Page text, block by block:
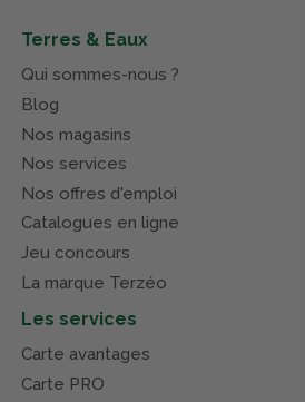
Terres & Eaux
Qui sommes-nous ?
Blog
Nos magasins
Nos services
Nos offres d'emploi
Catalogues en ligne
Jeu concours
La marque Terzéo
Les services
Carte avantages
Carte PRO